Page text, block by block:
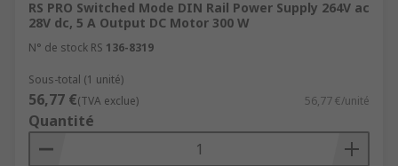
RS PRO Switched Mode DIN Rail Power Supply 264V ac
28V dc, 5 A Output DC Motor 300 W
N° de stock RS 136-8319
Sous-total (1 unité)
56,77 €(TVA exclue) 56,77 €/unité
Quantité